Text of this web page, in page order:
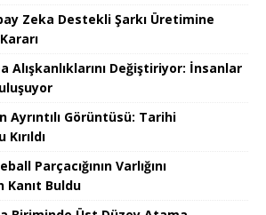
Zeka Destekli Şarkı Üretimine
Alışkanlıklarını Değiştiriyor: İnsanlar
Ayrıntılı Görüntüsü: Tarihi
Parçacığının Varlığını
Kanıt Buldu